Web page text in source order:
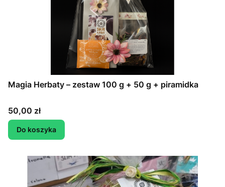
Magia Herbaty – zestaw 100 g + 50 g + piramidka
Cena
50,00 zł
Do koszyka